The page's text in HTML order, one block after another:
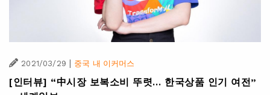
2021/03/29 중국 내 이커머스
[인터뷰] “中시장 보복소비 뚜렷… 한국상품 인기 여전”